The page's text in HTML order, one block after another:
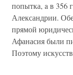
попытка, a в 356
Александрии.
прямой
Афанасия были
Поэтому